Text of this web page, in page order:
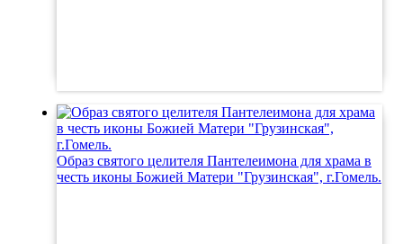
Образ святого целителя Пантелеимона для храма в
честь иконы Божией Матери "Грузинская", г.Гомель.